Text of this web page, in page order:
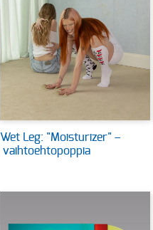
Wet Leg: "Moisturizer" –
vaihtoehtopoppia